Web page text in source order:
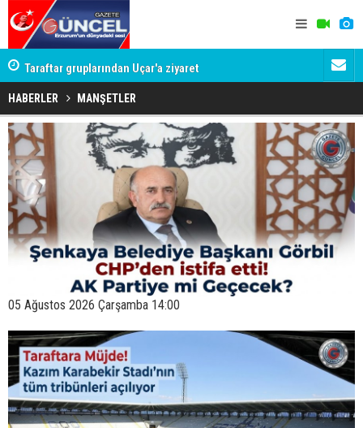
Taraftar gruplarından Uçar'a ziyaret
HABERLER MANŞETLER
05 Ağustos 2026 Çarşamba 14:00